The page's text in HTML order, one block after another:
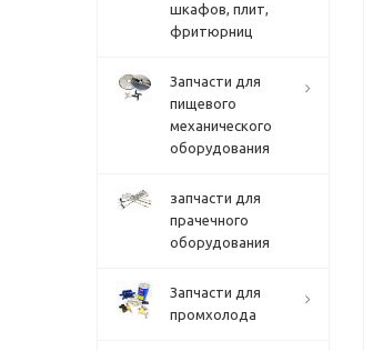
шкафов, плит,
фритюрниц
Запчасти для
пищевого
механического
оборудования
запчасти для
прачечного
оборудования
Запчасти для
промхолода